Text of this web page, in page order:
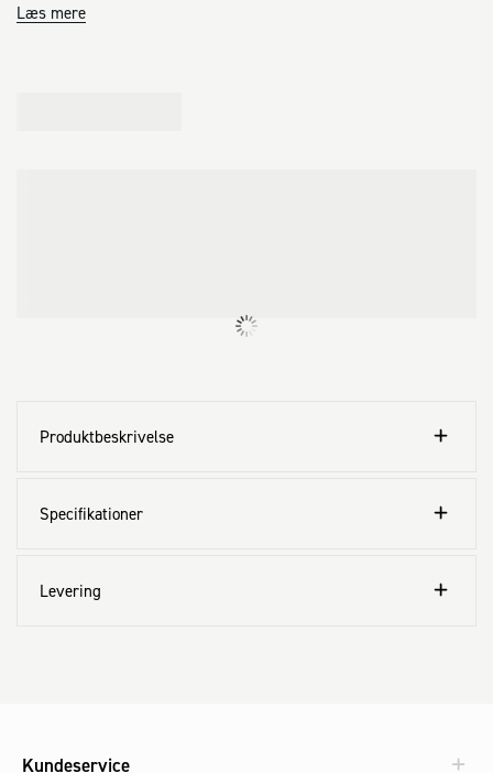
erhvervsmæssige forhold.
Læs mere
Produktbeskrivelse
Specifikationer
Levering
Kundeservice